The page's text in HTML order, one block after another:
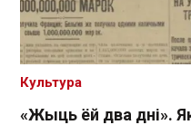
«Жыць ёй два дні».
Культура